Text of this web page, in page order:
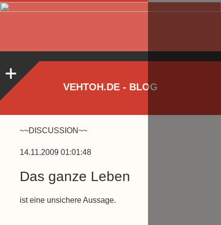
VEHTOH.DE - BLOG
~~DISCUSSION~~
14.11.2009 01:01:48
Das ganze Leben
ist eine unsichere Aussage.